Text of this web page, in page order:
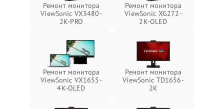
Ремонт монитора
ViewSonic VX3480-
2K-PRO
Ремонт монитора
ViewSonic XG272-
2K-OLED
Ремонт монитора
ViewSonic VX1655-
4K-OLED
Ремонт монитора
ViewSonic TD1656-
2K